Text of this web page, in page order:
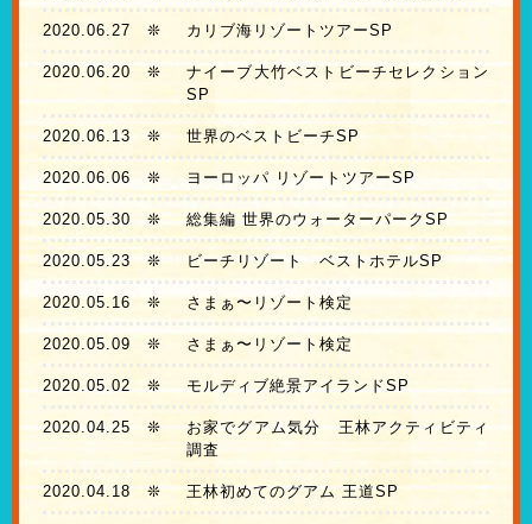
2020.06.27 ❊ カリブ海リゾートツアーSP
2020.06.20 ❊
ナイーブ大竹ベストビーチセレクション
SP
2020.06.13 ❊ 世界のベストビーチSP
2020.06.06 ❊ ヨーロッパ リゾートツアーSP
2020.05.30 ❊ 総集編 世界のウォーターパークSP
2020.05.23❊ ビーチリゾート ベストホテルSP
2020.05.16 ❊ さまぁ〜リゾート検定
2020.05.09 ❊ さまぁ〜リゾート検定
2020.05.02❊ モルディブ絶景アイランドSP
2020.04.25 ❊
お家でグアム気分 王林アクティビティ
調査
2020.04.18❊ 王林初めてのグアム 王道SP